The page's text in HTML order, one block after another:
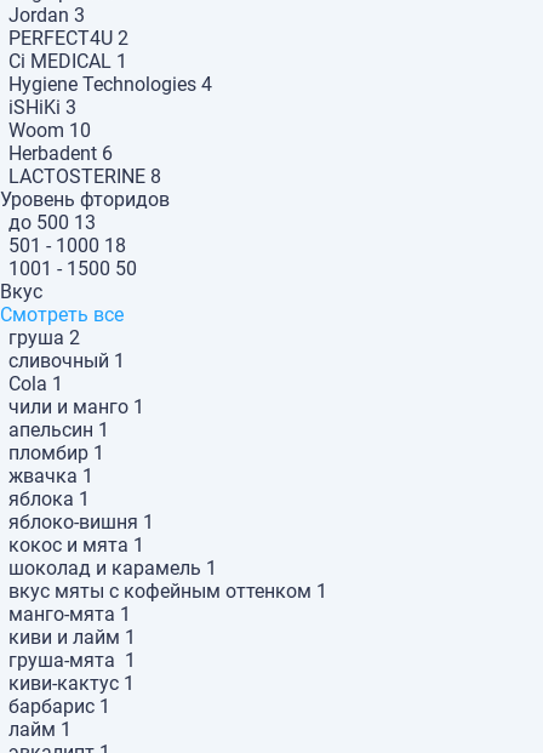
Jordan 3
PERFECT4U 2
Ci MEDICAL 1
Hygiene Technologies 4
iSHiKi 3
Woom 10
Herbadent 6
LACTOSTERINE 8
Уровень фторидов
до 500 13
501 - 1000 18
1001 - 1500 50
Вкус
Смотреть все
груша 2
сливочный 1
Cola 1
чили и манго 1
апельсин 1
пломбир 1
жвачка 1
яблока 1
яблоко-вишня 1
кокос и мята 1
шоколад и карамель 1
вкус мяты с кофейным оттенком 1
манго-мята 1
киви и лайм 1
груша-мята 1
киви-кактус 1
барбарис 1
лайм 1